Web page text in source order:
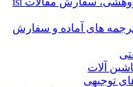
های آماده و سفارش
آلات
توجیهی